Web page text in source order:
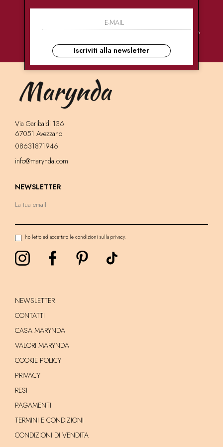
PAGAMENTI
CONSEGNE
ULTRA RAPIDE
ASSISTENZA
Via Garibaldi 136
67051 Avezzano
08631871946
info@marynda.com
NEWSLETTER
ho letto ed accettato le condizioni sulla privacy.
NEWSLETTER
CONTATTI
CASA MARYNDA
VALORI MARYNDA
COOKIE POLICY
PRIVACY
RESI
PAGAMENTI
TERMINI E CONDIZIONI
CONDIZIONI DI VENDITA
Iscriviti alla newsletter